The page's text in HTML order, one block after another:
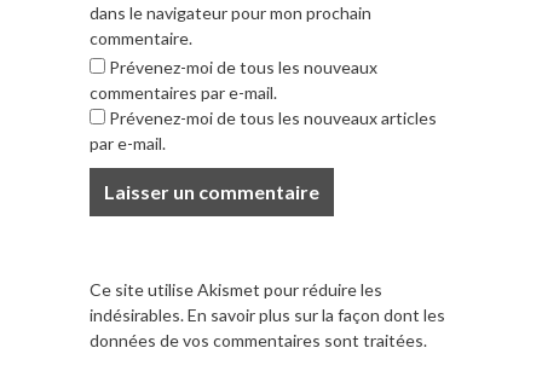
dans le navigateur pour mon prochain
commentaire.
Prévenez-moi de tous les nouveaux
commentaires par e-mail.
Prévenez-moi de tous les nouveaux articles
par e-mail.
Ce site utilise Akismet pour réduire les
indésirables.En savoir plus sur la façon dont les
données de vos commentaires sont traitées.